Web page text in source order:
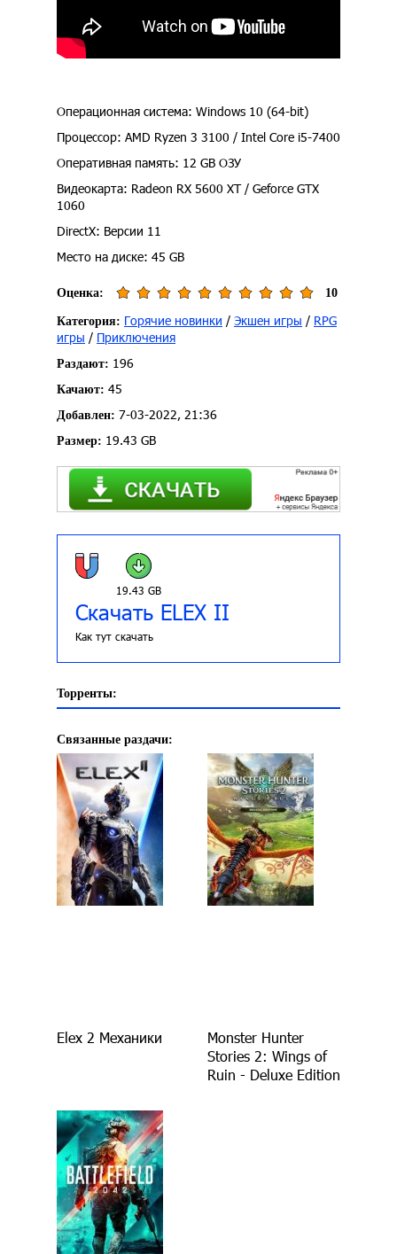
Операционная система: Windows 10 (64-bit)
Процессор: AMD Ryzen 3 3100 / Intel Core i5-7400
Оперативная память: 12 GB ОЗУ
Видеокарта: Radeon RX 5600 XT / Geforce GTX
1060
DirectX: Версии 11
Место на диске: 45 GB
Оценка: 10
Категория: Горячие новинки / Экшен игры / RPG
игры / Приключения
Раздают: 196
Качают: 45
Добавлен: 7-03-2022, 21:36
Размер: 19.43 GB
19.43 GB
Скачать ELEX II
Как тут скачать
Торренты:
Связанные раздачи:
Elex 2 Механики
Monster Hunter
Stories 2: Wings of
Ruin - Deluxe Edition